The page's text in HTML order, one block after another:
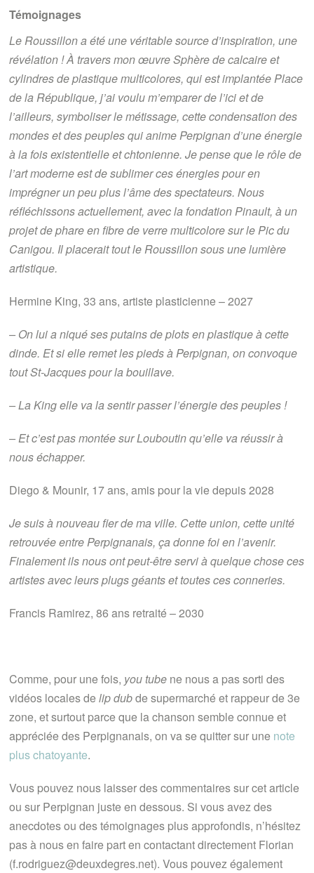
Témoignages
Le Roussillon a été une véritable source d’inspiration, une
révélation ! À travers mon œuvre Sphère de calcaire et
cylindres de plastique multicolores, qui est implantée Place
de la République, j’ai voulu m’emparer de l’ici et de
l’ailleurs, symboliser le métissage, cette condensation des
mondes et des peuples qui anime Perpignan d’une énergie
à la fois existentielle et chtonienne. Je pense que le rôle de
l’art moderne est de sublimer ces énergies pour en
imprégner un peu plus l’âme des spectateurs. Nous
réfléchissons actuellement, avec la fondation Pinault, à un
projet de phare en fibre de verre multicolore sur le Pic du
Canigou. Il placerait tout le Roussillon sous une lumière
artistique.
Hermine King, 33 ans, artiste plasticienne – 2027
– On lui a niqué ses putains de plots en plastique à cette
dinde. Et si elle remet les pieds à Perpignan, on convoque
tout St-Jacques pour la bouillave.
– La King elle va la sentir passer l’énergie des peuples !
– Et c’est pas montée sur Louboutin qu’elle va réussir à
nous échapper.
Diego & Mounir, 17 ans, amis pour la vie depuis 2028
Je suis à nouveau fier de ma ville. Cette union, cette unité
retrouvée entre Perpignanais, ça donne foi en l’avenir.
Finalement ils nous ont peut-être servi à quelque chose ces
artistes avec leurs plugs géants et toutes ces conneries.
Francis Ramirez, 86 ans retraité – 2030
Comme, pour une fois, you tube ne nous a pas sorti des
vidéos locales delip dubde supermarché et rappeur de 3e
zone, et surtout parce que la chanson semble connue et
appréciée des Perpignanais, on va se quitter sur une note
plus chatoyante.
Vous pouvez nous laisser des commentaires sur cet article
ou sur Perpignan juste en dessous. Si vous avez des
anecdotes ou des témoignages plus approfondis, n’hésitez
pas à nous en faire part en contactant directement Florian
(f.rodriguez@deuxdegres.net). Vous pouvez également